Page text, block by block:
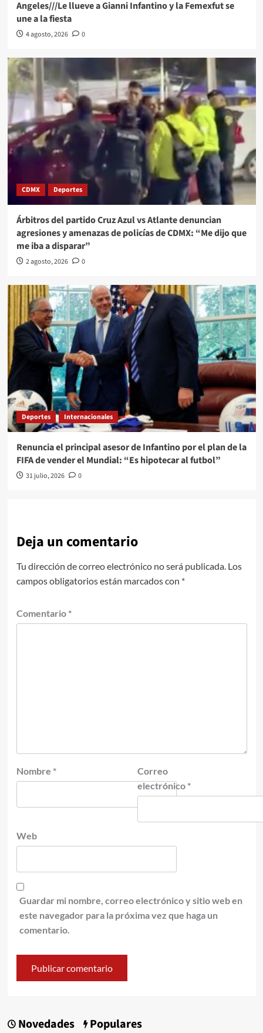
Angeles///Le llueve a Gianni Infantino y la Femexfut se
une a la fiesta
4 agosto, 2026 0
CDMX Deportes
Árbitros del partido Cruz Azul vs Atlante denuncian
agresiones y amenazas de policías de CDMX: “Me dijo que
me iba a disparar”
2 agosto, 2026 0
Deportes Internacionales
Renuncia el principal asesor de Infantino por el plan de la
FIFA de vender el Mundial: “Es hipotecar al futbol”
31 julio, 2026 0
Deja un comentario
Tu dirección de correo electrónico no será publicada. Los
campos obligatorios están marcados con *
Comentario *
Nombre *
Correo
electrónico *
Web
Guardar mi nombre, correo electrónico y sitio web en
este navegador para la próxima vez que haga un
comentario.
Novedades Populares